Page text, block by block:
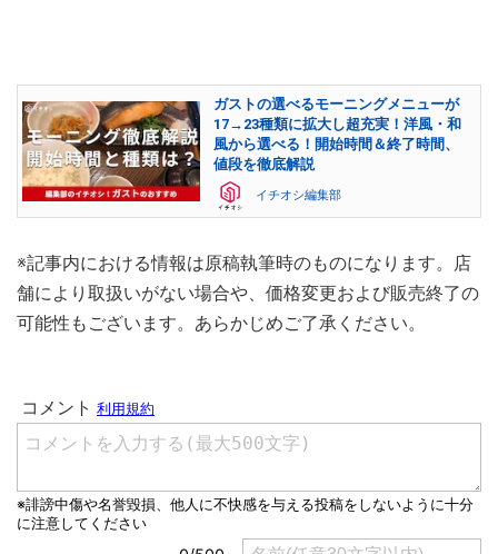
ガストの選べるモーニングメニューが
17→23種類に拡大し超充実！洋風・和
風から選べる！開始時間＆終了時間、
値段を徹底解説
イチオシ編集部
※記事内における情報は原稿執筆時のものになります。店
舗により取扱いがない場合や、価格変更および販売終了の
可能性もございます。あらかじめご了承ください。